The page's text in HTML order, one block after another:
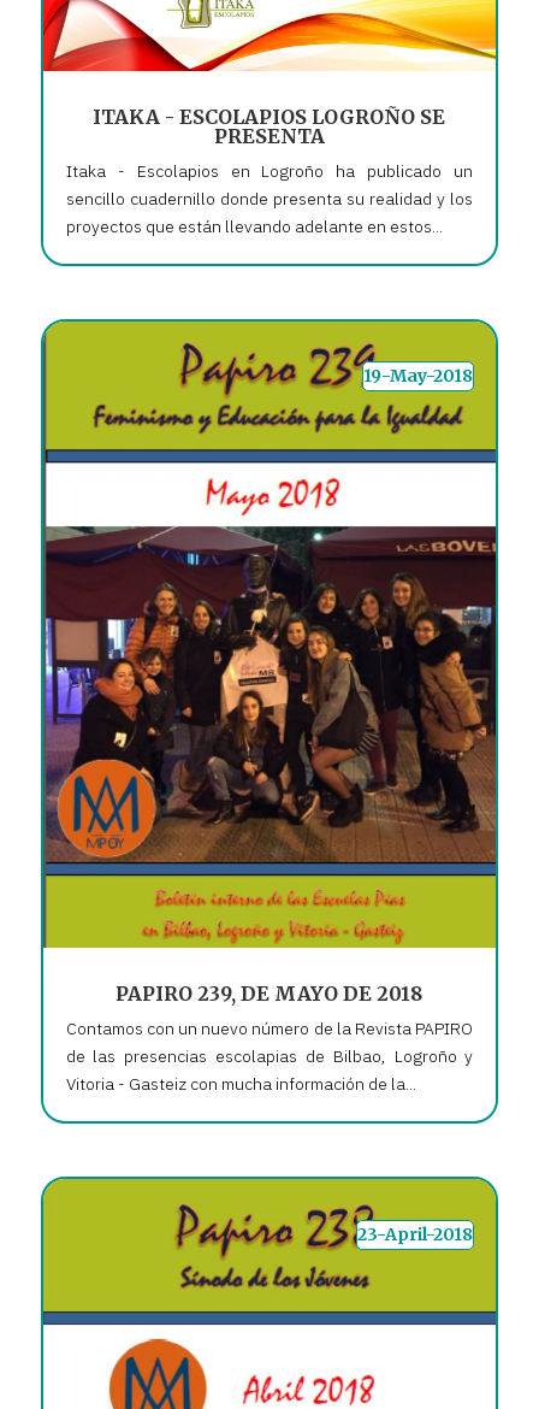
ITAKA - ESCOLAPIOS LOGROÑO SE
PRESENTA
Itaka - Escolapios en Logroño ha publicado un
sencillo cuadernillo donde presenta su realidad y los
proyectos que están llevando adelante en estos...
PAPIRO 239, DE MAYO DE 2018
19-May-2018
Contamos con un nuevo número de la Revista PAPIRO
de las presencias escolapias de Bilbao, Logroño y
Vitoria - Gasteiz con mucha información de la...
23-April-2018